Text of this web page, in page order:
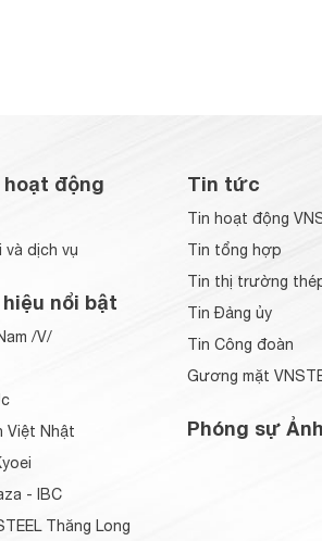
động
và dịch vụ
nổi bật
/V/
Việt Nhật
- IBC
Thăng Long
Tin tức
Tin hoạt động
Tin tổng hợp
Tin thị trường
Tin Đảng ủy
Tin Công đoàn
Gương mặt
Phóng sự